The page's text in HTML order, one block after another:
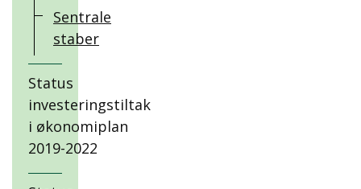
Sentrale
staber
Status
investeringstiltak
i økonomiplan
2019-2022